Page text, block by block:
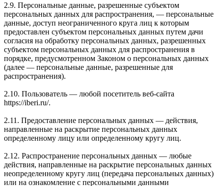
2.9. Персональные данные, разрешенные субъектом
персональных данных для распространения, — персональные
данные, доступ неограниченного круга лиц к которым
предоставлен субъектом персональных данных путем дачи
согласия на обработку персональных данных, разрешенных
субъектом персональных данных для распространения в
порядке, предусмотренном Законом о персональных данных
(далее — персональные данные, разрешенные для
распространения).
2.10. Пользователь — любой посетитель веб-сайта
https://iberi.ru/.
2.11. Предоставление персональных данных — действия,
направленные на раскрытие персональных данных
определенному лицу или определенному кругу лиц.
2.12. Распространение персональных данных — любые
действия, направленные на раскрытие персональных данных
неопределенному кругу лиц (передача персональных данных)
или на ознакомление с персональными данными